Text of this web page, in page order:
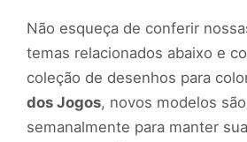
Não esqueça de conferir
temas relacionados abaixo e
coleção de desenhos para
dos Jogos, novos modelos
semanalmente para manter